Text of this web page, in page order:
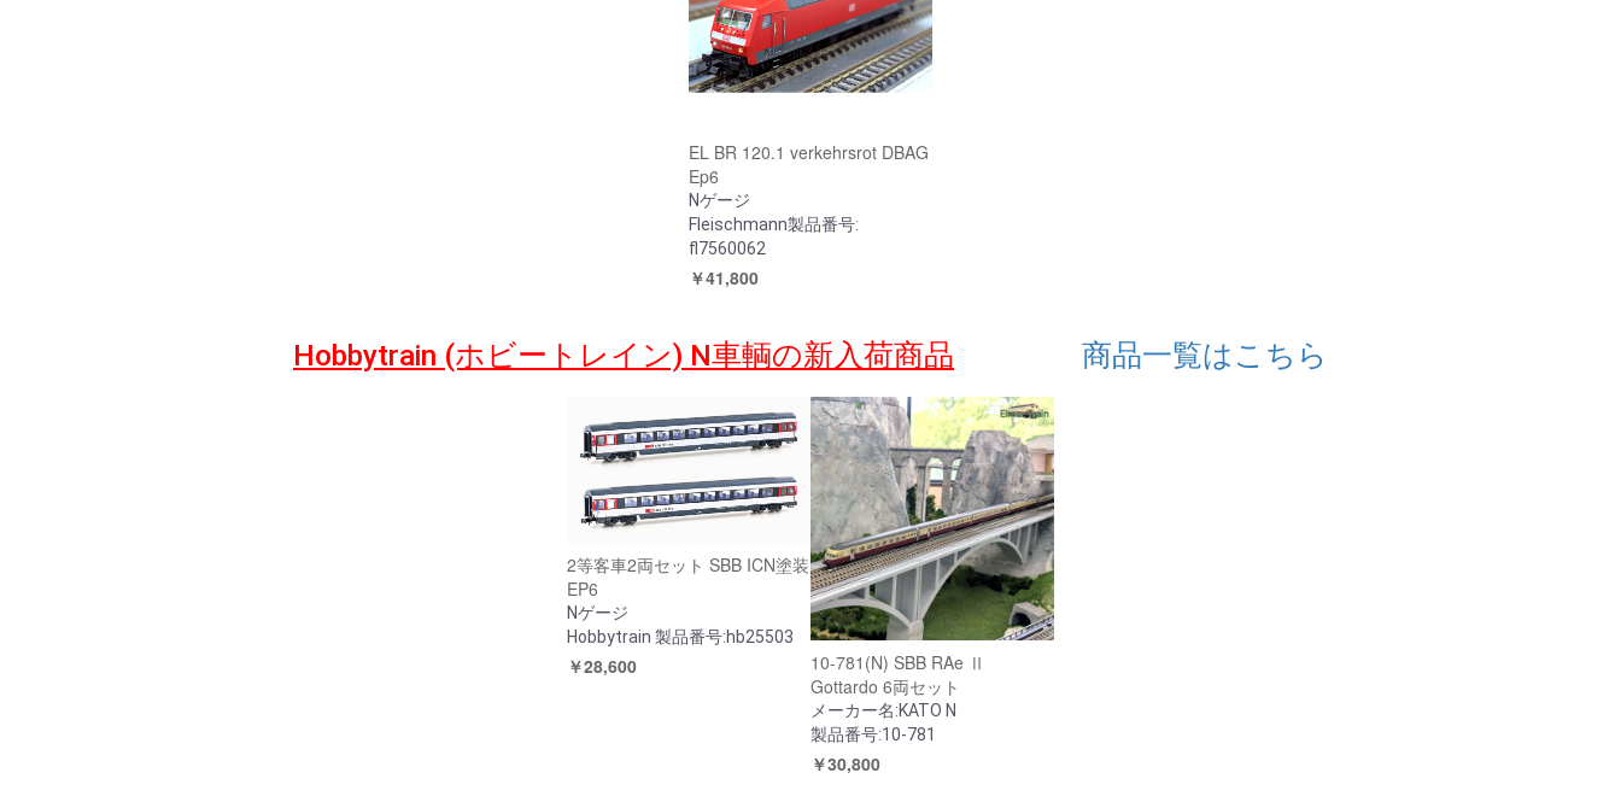
EL BR 120.1 verkehrsrot DBAG
Ep6
Nゲージ
Fleischmann製品番号:
fl7560062
￥41,800
Hobbytrain (ホビートレイン) N車輌の新入荷商品 商品一覧はこちら
2等客車2両セット SBB ICN塗装
EP6
Nゲージ
Hobbytrain 製品番号:hb25503
￥28,600
10-781(N) SBB RAe Ⅱ
Gottardo 6両セット
メーカー名:KATO N
製品番号:10-781
￥30,800